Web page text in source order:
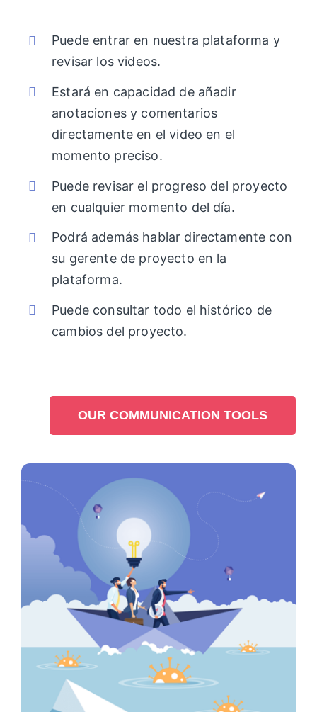
Puede entrar en nuestra plataforma y
revisar los videos.
Estará en capacidad de añadir
anotaciones y comentarios
directamente en el video en el
momento preciso.
Puede revisar el progreso del proyecto
en cualquier momento del día.
Podrá además hablar directamente con
su gerente de proyecto en la
plataforma.
Puede consultar todo el histórico de
cambios del proyecto.
OUR COMMUNICATION TOOLS